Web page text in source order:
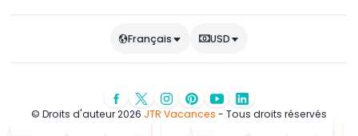
Français USD
© Droits d'auteur 2026 JTR Vacances - Tous droits réservés